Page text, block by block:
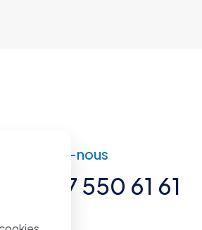
Contactez-nous
+221 77 550 61 61